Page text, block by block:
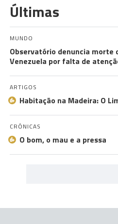
Últimas
MUNDO
Observatório denuncia morte
Venezuela por falta de
ARTIGOS
Habitação na Madeira: O
CRÓNICAS
O bom, o mau e a pressa